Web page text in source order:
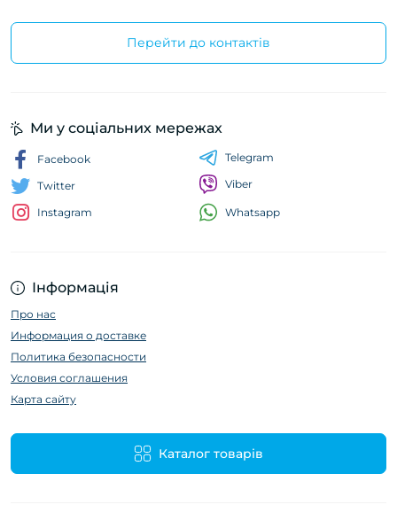
Перейти до контактів
Інформація
Про нас
Информация о доставке
Политика безопасности
Условия соглашения
Карта сайту
Каталог товарів
Ми у соціальних мережах
Facebook
Twitter
Instagram
Telegram
Viber
Whatsapp